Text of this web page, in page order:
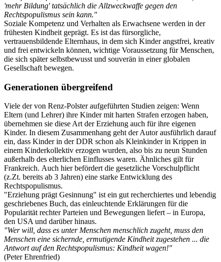
'mehr Bildung' tatsächlich die Allzweckwaffe gegen den
Rechtspopulismus sein kann."
Soziale Kompetenz und Verhalten als Erwachsene werden in der
frühesten Kindheit geprägt. Es ist das fürsorgliche,
vertrauensbildende Elternhaus, in dem sich Kinder angstfrei, kreativ
und frei entwickeln können, wichtige Voraussetzung für Menschen,
die sich später selbstbewusst und souverän in einer globalen
Gesellschaft bewegen.
Generationen übergreifend
Viele der von Renz-Polster aufgeführten Studien zeigen: Wenn
Eltern (und Lehrer) ihre Kinder mit harten Strafen erzogen haben,
übernehmen sie diese Art der Erziehung auch für ihre eigenen
Kinder. In diesem Zusammenhang geht der Autor ausführlich darauf
ein, dass Kinder in der DDR schon als Kleinkinder in Krippen in
einem Kinderkollektiv erzogen wurden, also bis zu neun Stunden
außerhalb des elterlichen Einflusses waren. Ähnliches gilt für
Frankreich. Auch hier befördert die gesetzliche Vorschulpflicht
(z.Zt. bereits ab 3 Jahren) eine starke Entwicklung des
Rechtspopulismus.
"Erziehung prägt Gesinnung" ist ein gut recherchiertes und lebendig
geschriebenes Buch, das einleuchtende Erklärungen für die
Popularität rechter Parteien und Bewegungen liefert – in Europa,
den USA und darüber hinaus.
"Wer will, dass es unter Menschen menschlich zugeht, muss den
Menschen eine sichernde, ermutigende Kindheit zugestehen ... die
Antwort auf den Rechtspopulismus: Kindheit wagen!"
(Peter Ehrenfried)